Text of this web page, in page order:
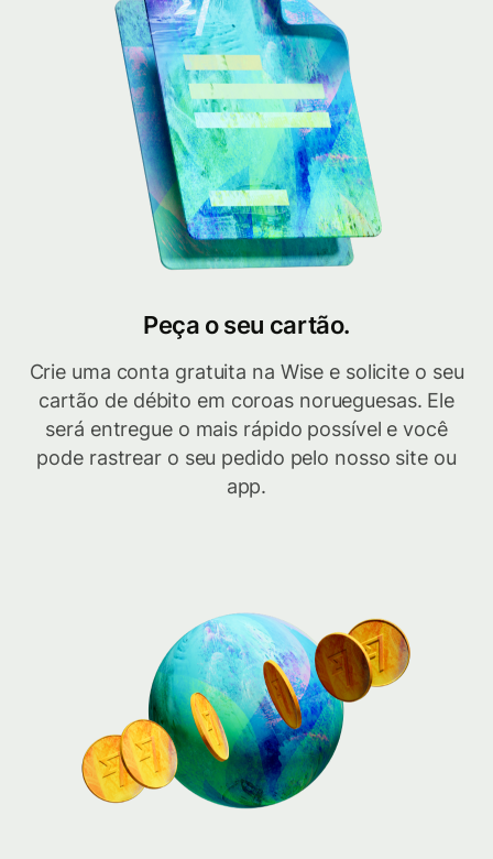
Peça o seu cartão.
Crie uma conta gratuita na Wise e solicite o seu
cartão de débito em coroas norueguesas. Ele
será entregue o mais rápido possível e você
pode rastrear o seu pedido pelo nosso site ou
app.